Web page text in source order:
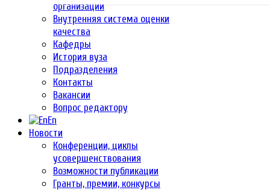
организации
Внутренняя система оценки
качества
Кафедры
История вуза
Подразделения
Контакты
Вакансии
Вопрос редактору
En
Новости
Конференции, циклы
усовершенствования
Возможности публикации
Гранты, премии, конкурсы